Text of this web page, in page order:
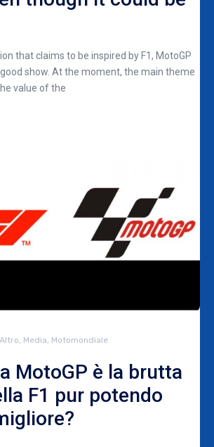
that claims to be inspired by F1, MotoGP
show. At the moment, the main theme
value of the
Altro Media Motomondiale
MotoGP è la brutta
F1 pur potendo